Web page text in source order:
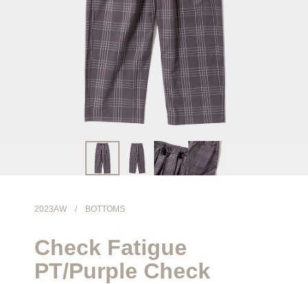
2023AW / BOTTOMS
Check Fatigue
PT/Purple Check
ABOUT
FACEBOOK
INSTAGRAM